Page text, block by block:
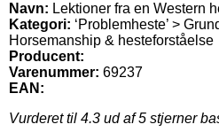
Navn: Lektioner fra en Western
Kategori: ‘Problemheste’ >
Horsemanship & hesteforståelse
Producent:
Varenummer: 69237
EAN:
Vurderet til 4.3 ud af 5 stjerner